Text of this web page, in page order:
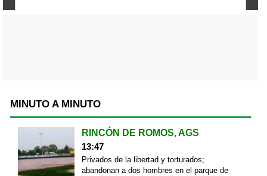
MINUTO A MINUTO
RINCÓN DE ROMOS, AGS
13:47
Privados de la libertad y torturados;
abandonan a dos hombres en el parque de